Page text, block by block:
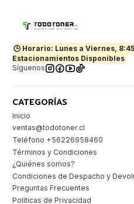
🕒 Horario: Lunes a Viernes,
Estacionamientos Disponibles
Síguenos
CATEGORÍAS
Inicio
ventas@todotoner.cl
Teléfono +56226958460
Términos y Condiciones
¿Quiénes somos?
Condiciones de Despacho y
Preguntas Frecuentes
Políticas de Privacidad